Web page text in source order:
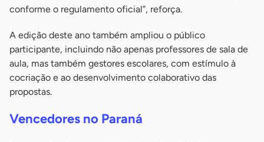
conforme o regulamento oficial”, reforça.
A edição deste ano também ampliou o público
participante, incluindo não apenas professores de sala de
aula, mas também gestores escolares, com estímulo à
cocriação e ao desenvolvimento colaborativo das
propostas.
Vencedores no Paraná